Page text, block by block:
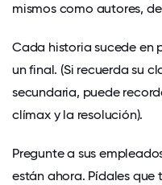
mismos como autores,
Cada historia sucede en
un final. (Si recuerda su
secundaria, puede
clímax y la resolución).
Pregunte a sus
están ahora. Pídales que